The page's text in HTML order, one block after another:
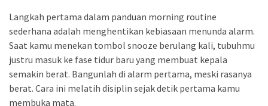
Productivity
Time
(67)
Langkah pertama dalam panduan morning routine
sederhana adalah menghentikan kebiasaan menunda alarm.
Saat kamu menekan tombol snooze berulang kali, tubuhmu
justru masuk ke fase tidur baru yang membuat kepala
semakin berat. Bangunlah di alarm pertama, meski rasanya
berat. Cara ini melatih disiplin sejak detik pertama kamu
membuka mata.